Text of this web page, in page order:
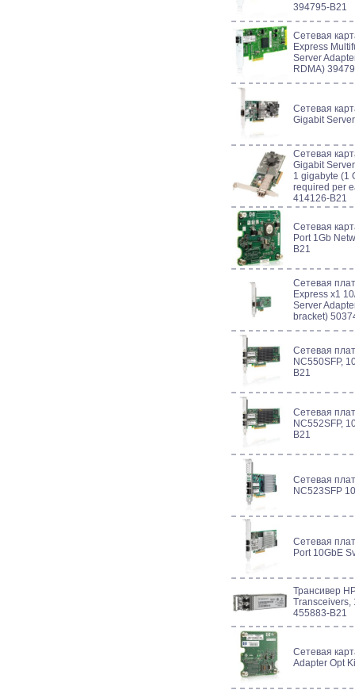
394795-B21
Сетевая
Express
Server
RDMA)
Сетевая
Gigabit
Сетевая
Gigabit
1 gigabyte (1
required per
414126-B21
Сетевая
Port 1Gb
B21
Сетевая
Express x1
Server
bracket)
Сетевая
NC550SFP,
B21
Сетевая
NC552SFP,
B21
Сетевая
NC523SFP
Сетевая
Port 10GbE
Трансивер
Transceivers,
455883-B21
Сетевая
Adapter Opt